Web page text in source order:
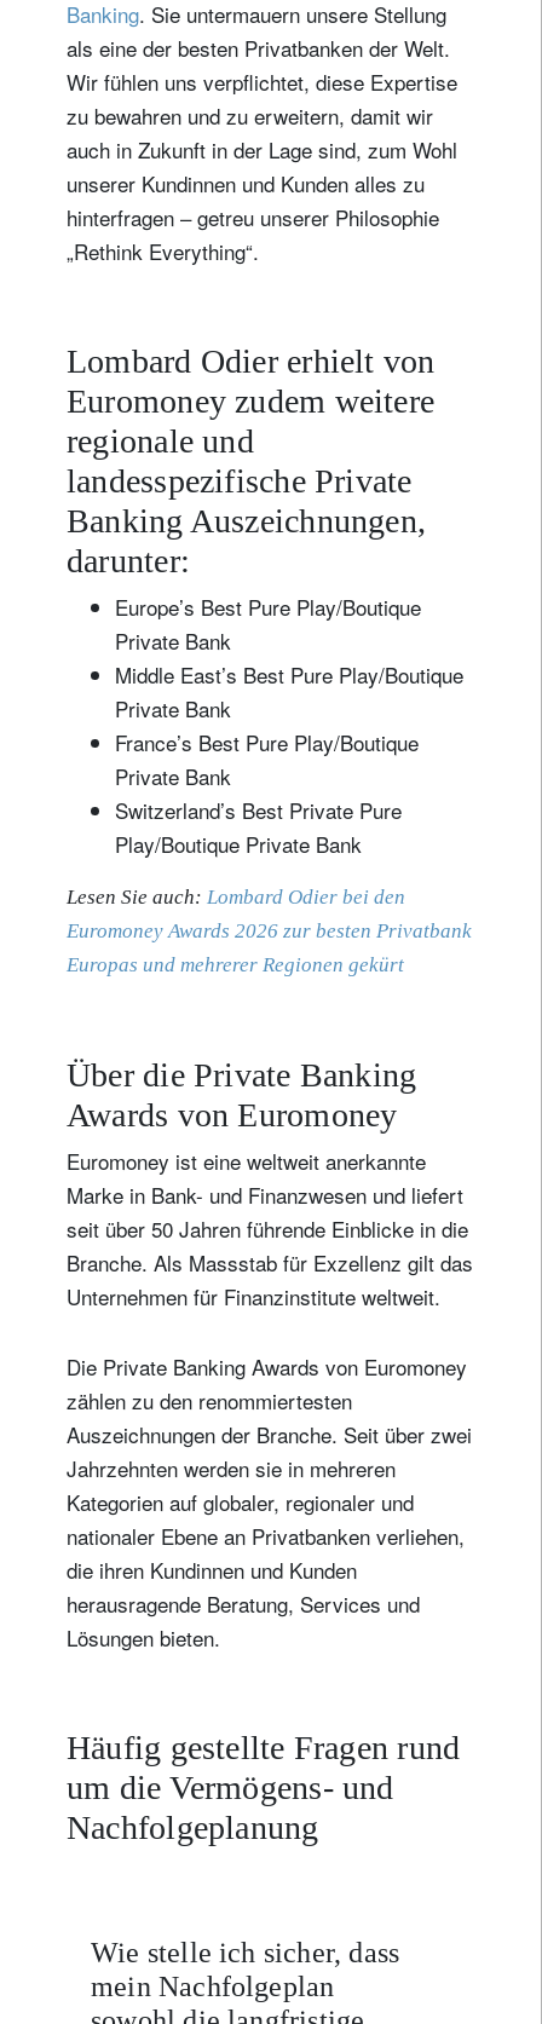
Banking. Sie untermauern unsere Stellung
als eine der besten Privatbanken der Welt.
Wir fühlen uns verpflichtet, diese Expertise
zu bewahren und zu erweitern, damit wir
auch in Zukunft in der Lage sind, zum Wohl
unserer Kundinnen und Kunden alles zu
hinterfragen – getreu unserer Philosophie
„Rethink Everything“.
Lombard Odier erhielt von
Euromoney zudem weitere
regionale und
landesspezifische Private
Banking Auszeichnungen,
darunter:
Europe’s Best Pure Play/Boutique
Private Bank
Middle East’s Best Pure Play/Boutique
Private Bank
France’s Best Pure Play/Boutique
Private Bank
Switzerland’s Best Private Pure
Play/Boutique Private Bank
Lesen Sie auch: Lombard Odier bei den
Euromoney Awards 2026 zur besten Privatbank
Europas und mehrerer Regionen gekürt
Über die Private Banking
Awards von Euromoney
Euromoney ist eine weltweit anerkannte
Marke in Bank- und Finanzwesen und liefert
seit über 50 Jahren führende Einblicke in die
Branche. Als Massstab für Exzellenz gilt das
Unternehmen für Finanzinstitute weltweit.
Die Private Banking Awards von Euromoney
zählen zu den renommiertesten
Auszeichnungen der Branche. Seit über zwei
Jahrzehnten werden sie in mehreren
Kategorien auf globaler, regionaler und
nationaler Ebene an Privatbanken verliehen,
die ihren Kundinnen und Kunden
herausragende Beratung, Services und
Lösungen bieten.
Häufig gestellte Fragen rund
um die Vermögens- und
Nachfolgeplanung
Wie stelle ich sicher, dass
mein Nachfolgeplan